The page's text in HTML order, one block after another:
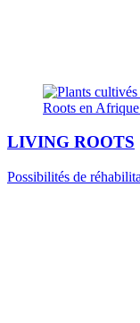
LIVING ROOTS
Possibilités de